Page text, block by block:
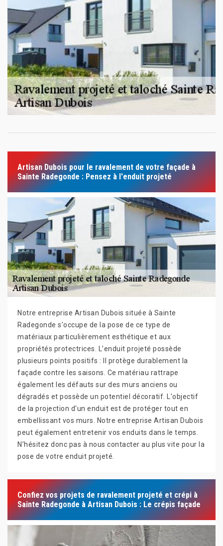
Artisan Dubois pour le ravalement de votre façade à
Sainte Radegonde : Pensez à l'enduit projeté
Notre entreprise Artisan Dubois située à Sainte
Radegonde s'occupe de la pose de ce type de
matériaux particulièrement esthétique et aux
propriétés protectrices. L’enduit projeté possède
plusieurs points positifs : Il protège durablement la
façade contre les saisons. Ce matériau rattrape
également les défauts sur des murs anciens ou
dégradés et possède un potentiel décoratif. L'objectif
de la projection d'un enduit est de protéger tout en
embellissant vos murs. Notre entreprise Artisan Dubois
peut également entretenir vos enduits dans le temps.
N’hésitez donc pas à nous contacter au plus vite pour la
pose de votre enduit projeté.
Confiez vos projets de ravalement projeté et crépi à
Sainte Radegonde à Artisan Dubois : Le crépis façade